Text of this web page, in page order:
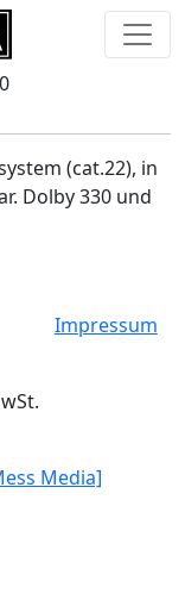
(cat.22), in
Dolby 330 und
Impressum
Media]